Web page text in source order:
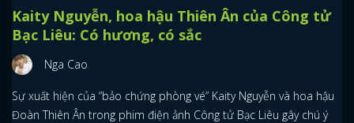
Kaity Nguyễn, hoa hậu Thiên Ân của Công tử
Bạc Liêu: Có hương, có sắc
Nga Cao
Sự xuất hiện của “bảo chứng phòng vé” Kaity Nguyễn và hoa hậu
Đoàn Thiên Ân trong phim điện ảnh Công tử Bạc Liêu gây chú ý